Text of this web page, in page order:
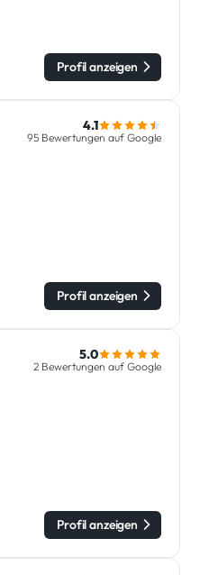
Profil anzeigen
4.1
95 Bewertungen auf Google
Profil anzeigen
5.0
2 Bewertungen auf Google
Profil anzeigen